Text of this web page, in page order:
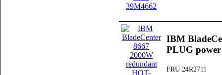
IBM
PLUG
FRU 24R2711